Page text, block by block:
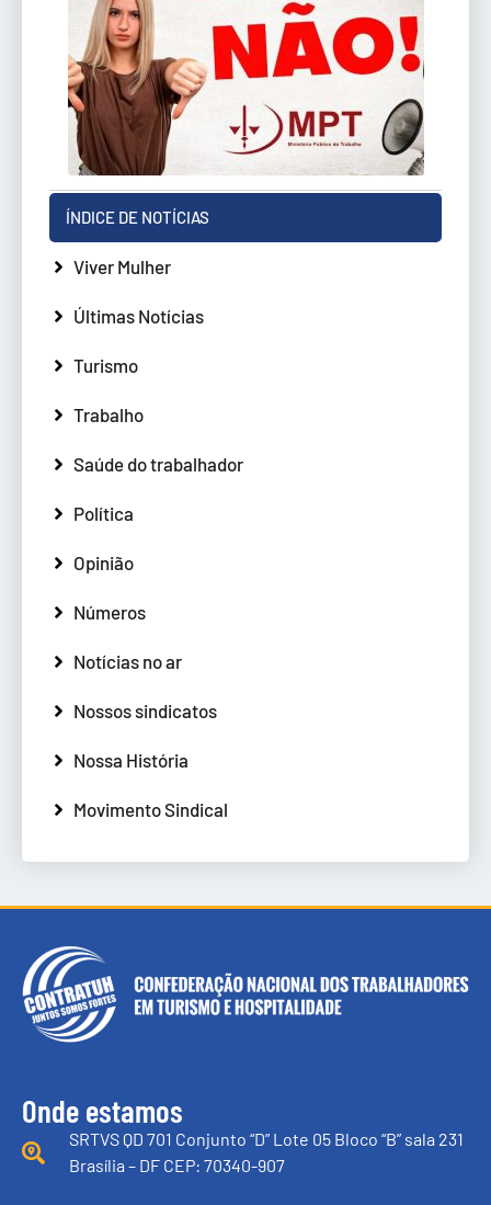
ÍNDICE DE NOTÍCIAS
Viver Mulher
Últimas Notícias
Turismo
Trabalho
Saúde do trabalhador
Política
Opinião
Números
Notícias no ar
Nossos sindicatos
Nossa História
Movimento Sindical
Onde estamos
SRTVS QD 701 Conjunto “D” Lote 05 Bloco “B” sala 231
Brasília – DF CEP: 70340-907